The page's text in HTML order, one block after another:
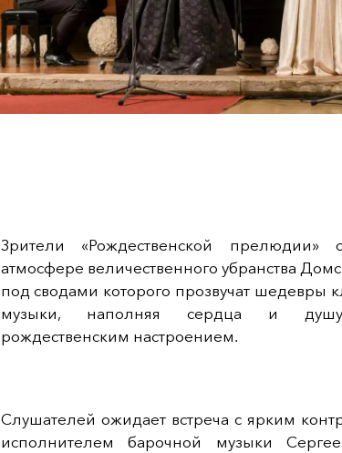
Зрители «Рождественской прелюдии»
атмосфере величественного убранства
под сводами которого прозвучат шедевры
музыки, наполняя сердца и
рождественским настроением.
Слушателей ожидает встреча с ярким
исполнителем барочной музыки